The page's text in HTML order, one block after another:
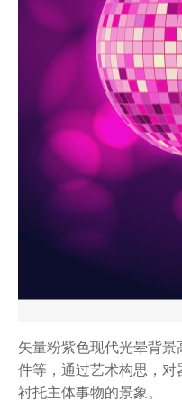
矢量粉紫色现代光晕背
件等，通过艺术构思，
衬托主体事物的景象。